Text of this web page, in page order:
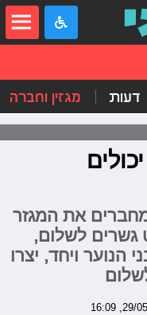
דעות מגזין וחברה
את המגזר
גשרים לשלום,
הנוער ויחד, יצרו